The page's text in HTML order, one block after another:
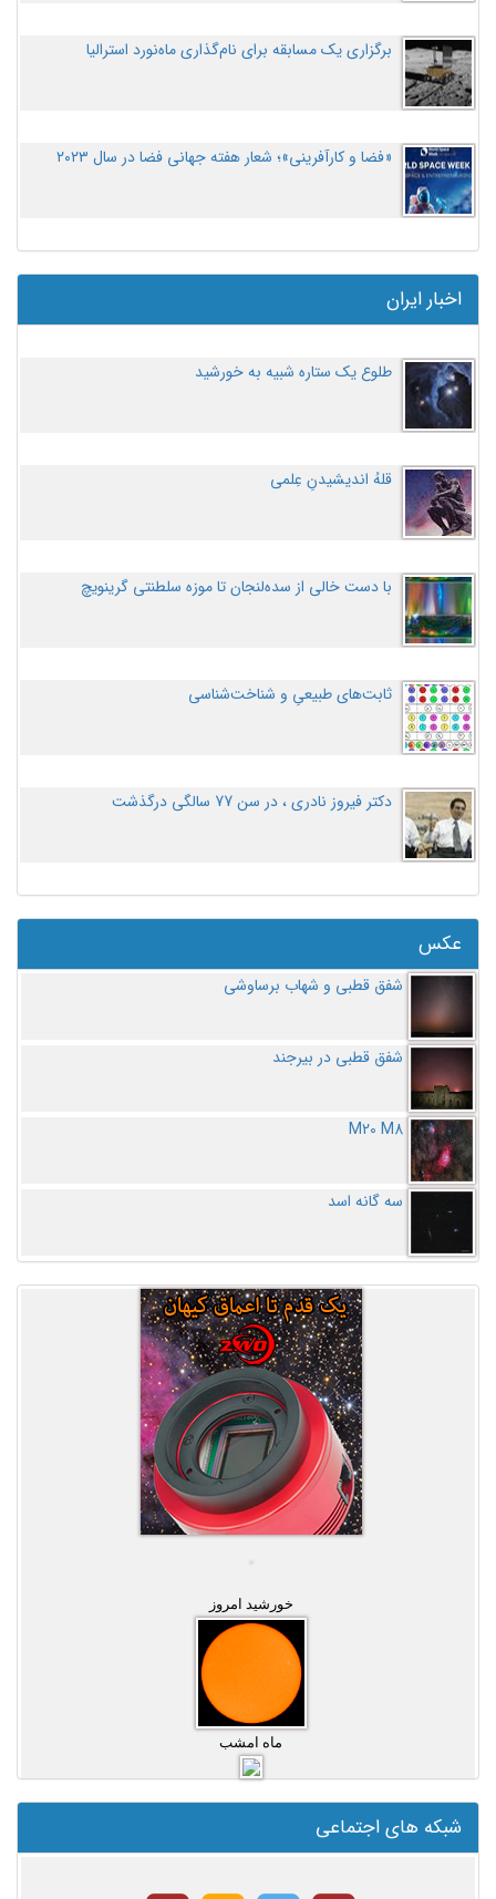
برگزاری یک مسابقه برای نام‌گذاری ماه‌نورد استرالیا
«فضا و کارآفرینی»؛ شعار هفته جهانی فضا در سال ۲۰۲۳
اخبار ایران
طلوع یک ستاره شبیه به خورشید
قلهُ اندیشیدنِ عِلمی
با دست خالی از سده‌لنجان تا موزه سلطنتی گرینویچ
ثابت‌های طبیعیِ و شناخت‌شناسی
دکتر فیروز نادری ، در سن 77 سالگی درگذشت
عکس
شفق قطبی و شهاب برساوشی
شفق قطبی در بیرجند
M20 M8
سه گانه اسد
خورشید امروز
ماه امشب
شبکه های اجتماعی